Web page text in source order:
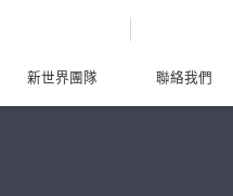
新世界團隊 聯絡我們